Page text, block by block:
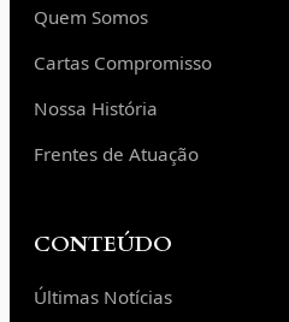
Quem Somos
Cartas Compromisso
Nossa História
Frentes de Atuação
CONTEÚDO
Últimas Notícias